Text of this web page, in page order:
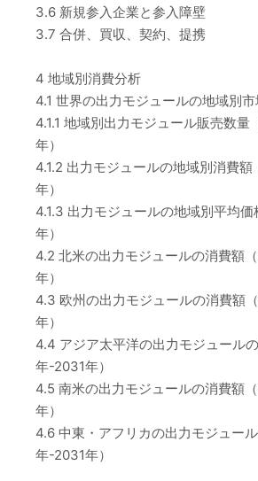
3.6 新規参入企業と参入障壁
3.7 合併、買収、契約、提携
4 地域別消費分析
4.1 世界の出力モジュールの地域別
4.1.1 地域別出力モジュール販売数
年）
4.1.2 出力モジュールの地域別消費
年）
4.1.3 出力モジュールの地域別平均
年）
4.2 北米の出力モジュールの消費額
年）
4.3 欧州の出力モジュールの消費額
年）
4.4 アジア太平洋の出力モジュール
年-2031年）
4.5 南米の出力モジュールの消費額
年）
4.6 中東・アフリカの出力モジュー
年-2031年）